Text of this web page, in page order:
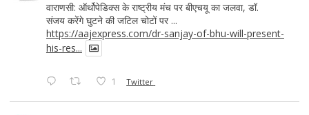
वाराणसी: ऑर्थोपेडिक्स के राष्ट्रीय मंच पर बीएचयू का जलवा, डॉ.
संजय करेंगे घुटने की जटिल चोटों पर ...
https://aajexpress.com/dr-sanjay-of-bhu-will-present-
his-res...
1 Twitter